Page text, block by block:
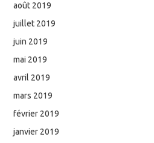
août 2019
juillet 2019
juin 2019
mai 2019
avril 2019
mars 2019
février 2019
janvier 2019